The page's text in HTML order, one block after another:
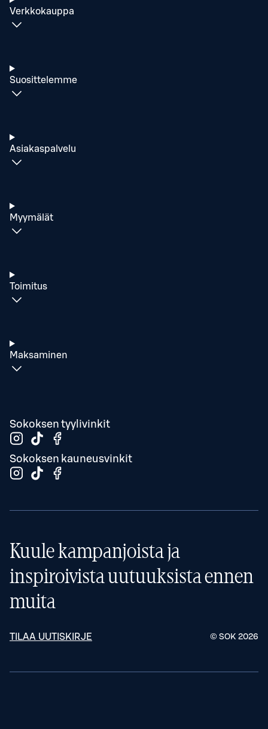
Verkkokauppa
Suosittelemme
Asiakaspalvelu
Myymälät
Toimitus
Maksaminen
Sokoksen tyylivinkit
Sokoksen kauneusvinkit
Kuule kampanjoista ja
inspiroivista uutuuksista ennen
muita
TILAA UUTISKIRJE © SOK 2026